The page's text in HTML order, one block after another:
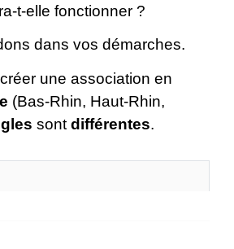
t-elle fonctionner ?
dans vos démarches.
une association en
(Bas-Rhin, Haut-Rhin,
sont différentes.